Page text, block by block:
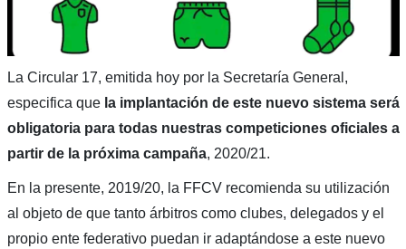
La Circular 17, emitida hoy por la Secretaría General,
especifica quela implantación de este nuevo sistema será
obligatoria para todas nuestras competiciones oficiales a
partir de la próxima campaña, 2020/21.
En la presente, 2019/20, la FFCV recomienda su utilización
al objeto de que tanto árbitros como clubes, delegados y el
propio ente federativo puedan ir adaptándose a este nuevo